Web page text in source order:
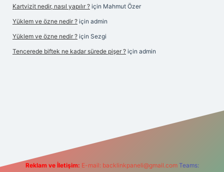
Kartvizit nedir, nasıl yapılır ? için Mahmut Özer
Yüklem ve özne nedir ? için admin
Yüklem ve özne nedir ? için Sezgi
Tencerede biftek ne kadar sürede pişer ? için admin
https://betexpergir.net/
Reklam ve İletişim: E-mail: backlinkpaneli@gmail.com Teams: